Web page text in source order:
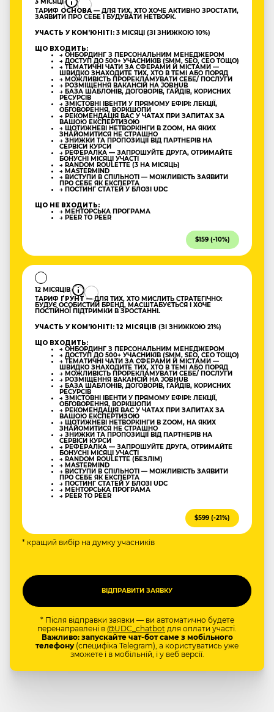
ТАРИФ ОСНОВА — ДЛЯ ТИХ, ХТО ХОЧЕ АКТИВНО ЗРОСТАТИ,
ЗАЯВИТИ ПРО СЕБЕ І БУДУВАТИ НЕТВОРК.
УЧАСТЬ У КОМʼЮНІТІ: 3 МІСЯЦІ (ЗІ ЗНИЖКОЮ 10%)
ЩО ВХОДИТЬ:
→ ОНБОРДИНГ З ПЕРСОНАЛЬНИМ МЕНЕДЖЕРОМ
→ ДОСТУП ДО 500+ УЧАСНИКІВ (SMM, SEO, CEO ТОЩО)
→ ТЕМАТИЧНІ ЧАТИ ЗА СФЕРАМИ Й МІСТАМИ —
ШВИДКО ЗНАХОДИТЕ ТИХ, ХТО В ТЕМІ АБО ПОРЯД
→ МОЖЛИВІСТЬ ПРОРЕКЛАМУВАТИ СЕБЕ/ ПОСЛУГИ
→ РОЗМІЩЕННЯ ВАКАНСІЙ НА JOBHUB
→ БАЗА ШАБЛОНІВ, ДОГОВОРІВ, ГАЙДІВ, КОРИСНИХ
РЕСУРСІВ
→ ЗМІСТОВНІ ІВЕНТИ У ПРЯМОМУ ЕФІРІ: ЛЕКЦІЇ,
ОБГОВОРЕННЯ, ВОРКШОПИ
→ РЕКОМЕНДАЦІЯ ВАС У ЧАТАХ ПРИ ЗАПИТАХ ЗА
ВАШОЮ ЕКСПЕРТИЗОЮ
→ ЩОТИЖНЕВІ НЕТВОРКІНГИ В ZOOM, НА ЯКИХ
ЗНАЙОМИТИСЯ НЕ СТРАШНО
→ ЗНИЖКИ ТА ПРОПОЗИЦІЇ ВІД ПАРТНЕРІВ НА
СЕРВІСИ КУРСИ
→ РЕФЕРАЛКА — ЗАПРОШУЙТЕ ДРУГА, ОТРИМАЙТЕ
БОНУСНІ МІСЯЦІ УЧАСТІ
→ RANDOM ROULETTE (3 НА МІСЯЦЬ)
→ MASTERMIND
→ ВИСТУПИ В СПІЛЬНОТІ — МОЖЛИВІСТЬ ЗАЯВИТИ
ПРО СЕБЕ ЯК ЕКСПЕРТА
→ ПОСТИНГ СТАТЕЙ У БЛОЗІ UDC
ЩО НЕ ВХОДИТЬ:
→ МЕНТОРСЬКА ПРОГРАМА
→ PEER TO PEER
$159 (-10%)
12 МІСЯЦІВ
ТАРИФ ҐРУНТ — ДЛЯ ТИХ, ХТО МИСЛИТЬ СТРАТЕГІЧНО:
БУДУЄ ОСОБИСТИЙ БРЕНД, МАСШТАБУЄТЬСЯ І ХОЧЕ
ПОСТІЙНОЇ ПІДТРИМКИ В ЗРОСТАННІ.
УЧАСТЬ У КОМʼЮНІТІ: 12 МІСЯЦІВ (ЗІ ЗНИЖКОЮ 21%)
ЩО ВХОДИТЬ:
→ ОНБОРДИНГ З ПЕРСОНАЛЬНИМ МЕНЕДЖЕРОМ
→ ДОСТУП ДО 500+ УЧАСНИКІВ (SMM, SEO, CEO ТОЩО)
→ ТЕМАТИЧНІ ЧАТИ ЗА СФЕРАМИ Й МІСТАМИ —
ШВИДКО ЗНАХОДИТЕ ТИХ, ХТО В ТЕМІ АБО ПОРЯД
→ МОЖЛИВІСТЬ ПРОРЕКЛАМУВАТИ СЕБЕ/ ПОСЛУГИ
→ РОЗМІЩЕННЯ ВАКАНСІЙ НА JOBHUB
→ БАЗА ШАБЛОНІВ, ДОГОВОРІВ, ГАЙДІВ, КОРИСНИХ
РЕСУРСІВ
→ ЗМІСТОВНІ ІВЕНТИ У ПРЯМОМУ ЕФІРІ: ЛЕКЦІЇ,
ОБГОВОРЕННЯ, ВОРКШОПИ
→ РЕКОМЕНДАЦІЯ ВАС У ЧАТАХ ПРИ ЗАПИТАХ ЗА
ВАШОЮ ЕКСПЕРТИЗОЮ
→ ЩОТИЖНЕВІ НЕТВОРКІНГИ В ZOOM, НА ЯКИХ
ЗНАЙОМИТИСЯ НЕ СТРАШНО
→ ЗНИЖКИ ТА ПРОПОЗИЦІЇ ВІД ПАРТНЕРІВ НА
СЕРВІСИ КУРСИ
→ РЕФЕРАЛКА — ЗАПРОШУЙТЕ ДРУГА, ОТРИМАЙТЕ
БОНУСНІ МІСЯЦІ УЧАСТІ
→ RANDOM ROULETTE (БЕЗЛІМ)
→ MASTERMIND
→ ВИСТУПИ В СПІЛЬНОТІ — МОЖЛИВІСТЬ ЗАЯВИТИ
ПРО СЕБЕ ЯК ЕКСПЕРТА
→ ПОСТИНГ СТАТЕЙ У БЛОЗІ UDC
→ МЕНТОРСЬКА ПРОГРАМА
→ PEER TO PEER
$599 (-21%)
* кращий вибір на думку учасників
* Після відправки заявки — ви автоматично будете
перенаправлені в @UDC_chatbot для оплати участі.
Важливо: запускайте чат-бот саме з мобільного
телефону(специфіка Telegram), а користуватись уже
зможете і в мобільній, і у веб версії.